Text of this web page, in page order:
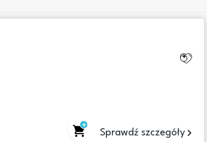
Sprawdź szczegóły